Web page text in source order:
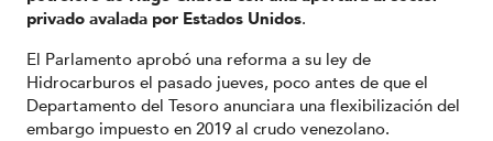
privado avalada por Estados Unidos.
El Parlamento aprobó una reforma a su ley de
Hidrocarburos el pasado jueves, poco antes de que el
Departamento del Tesoro anunciara una flexibilización del
embargo impuesto en 2019 al crudo venezolano.